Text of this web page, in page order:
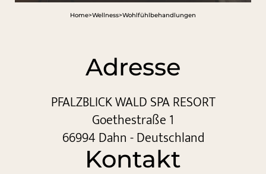
Home>Wellness>Wohlfühlbehandlungen
Adresse
PFALZBLICK WALD SPA RESORT
Goethestraße 1
66994 Dahn - Deutschland
Kontakt